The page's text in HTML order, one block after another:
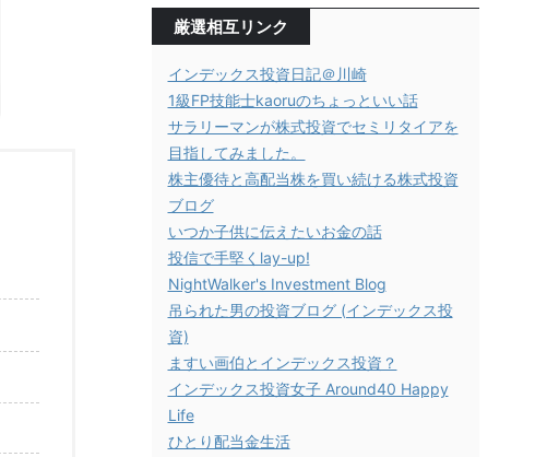
厳選相互リンク
インデックス投資日記＠川崎
1級FP技能士kaoruのちょっといい話
サラリーマンが株式投資でセミリタイアを
目指してみました。
株主優待と高配当株を買い続ける株式投資
ブログ
いつか子供に伝えたいお金の話
投信で手堅くlay-up!
NightWalker's Investment Blog
吊られた男の投資ブログ (インデックス投
資)
ますい画伯とインデックス投資？
インデックス投資女子 Around40 Happy
Life
ひとり配当金生活